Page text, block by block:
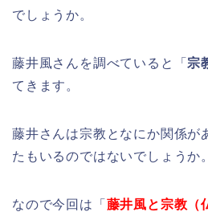
でしょうか。
藤井風さんを調べていると「 宗
てきます。
藤井さんは宗教となにか関係が
たもいるのではないでしょうか。
なので今回は「 藤井風と宗教（